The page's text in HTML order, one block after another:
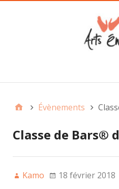
Évènements
Classe de Bars®
Kamo 18 février 2018